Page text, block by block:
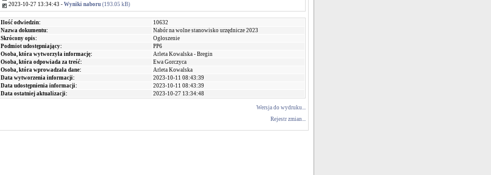
2023-10-27 13:34:43 - Wyniki naboru (193.05 kB)
Ilość odwiedzin:
10632
Nazwa dokumentu:
Nabór na wolne stanowisko urzędnicze 2023
Skrócony opis:
Ogłoszenie
Podmiot udostępniający:
PP6
Osoba, która wytworzyła informację:
Arleta Kowalska - Bregin
Osoba, która odpowiada za treść:
Ewa Gorczyca
Osoba, która wprowadzała dane:
Arleta Kowalska
Data wytworzenia informacji:
2023-10-11 08:43:39
Data udostępnienia informacji:
2023-10-11 08:43:39
Data ostatniej aktualizacji:
2023-10-27 13:34:48
Wersja do wydruku...
Rejestr zmian...